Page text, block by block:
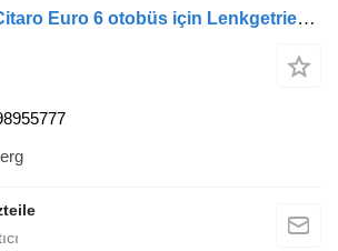
Mercedes-Benz Citaro Euro 6 otobüs için Lenkgetriebe A6284600000 direksiyon rafı